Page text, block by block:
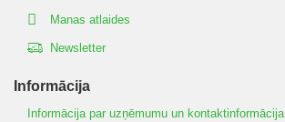
Manas atlaides
Newsletter
Informācija
Informācija par uzņēmumu un kontaktinformācija